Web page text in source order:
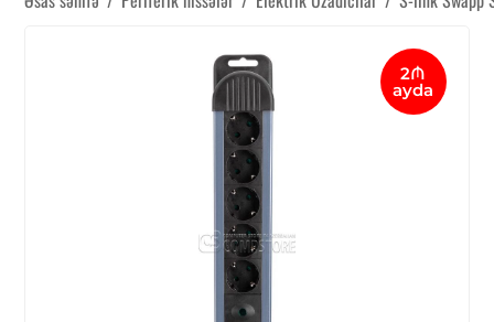
2₼
ayda